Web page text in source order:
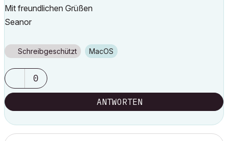
Mit freundlichen Grüßen
Seanor
Schreibgeschützt macOS
0
ANTWORTEN